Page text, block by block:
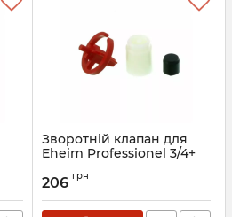
Зворотній клапан для
Eheim Professionel 3/4+
Артикул:
206 грн